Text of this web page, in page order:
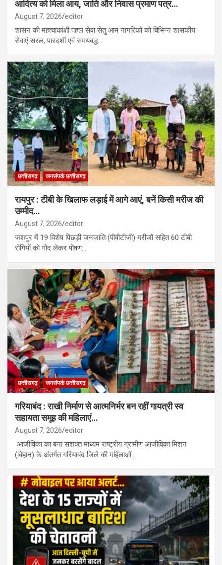
आदित्य को मिला आय, जाति और निवास प्रमाण पत्र…
August 7, 2026 editor
शासन की महत्वाकांक्षी पहल सेवा सेतु आम नागरिकों को विभिन्न शासकीय
सेवाएं सरल, पारदर्शी एवं समयबद्ध…
छत्तीसगढ़ जनसंपर्क छत्तीसगढ़
रायपुर : टीबी के खिलाफ लड़ाई में आगे आएं, बनें किसी मरीज की
उम्मीद…
August 7, 2026 editor
जशपुर में 19 विशेष पिछड़ी जनजाति (पीवीटीजी) मरीजों सहित 60 टीबी
रोगियों को गोद लेकर पोषण…
छत्तीसगढ़ जनसंपर्क छत्तीसगढ़
गरियाबंद : राखी निर्माण से आत्मनिर्भर बन रहीं गायत्री स्व
सहायता समूह की महिलाएं…
August 7, 2026 editor
आजीविका का बना सशक्त माध्यम राष्ट्रीय ग्रामीण आजीविका मिशन
(बिहान) के अंतर्गत गरियाबंद जिले की महिलाओं…